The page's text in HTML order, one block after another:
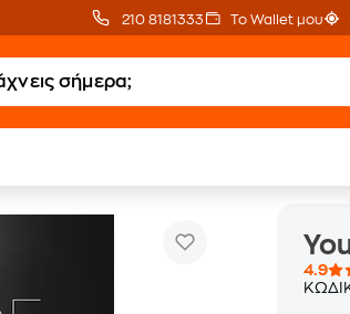
210 8181333 Το Wallet μου
4.9